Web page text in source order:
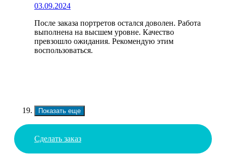
03.09.2024
После заказа портретов остался доволен. Работа
выполнена на высшем уровне. Качество
превзошло ожидания. Рекомендую этим
воспользоваться.
Показать еще
Сделать заказ